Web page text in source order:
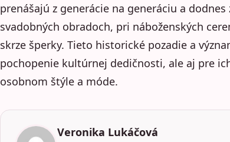
prenášajú z generácie na generáciu a
svadobných obradoch, pri náboženských
skrze šperky. Tieto historické pozadie a
pochopenie kultúrnej dedičnosti, ale aj pre
osobnom štýle a móde.
Veronika Lukáčová